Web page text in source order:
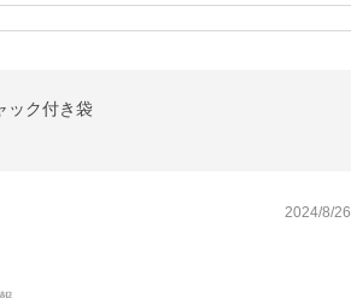
ック付き袋
2024/8/26